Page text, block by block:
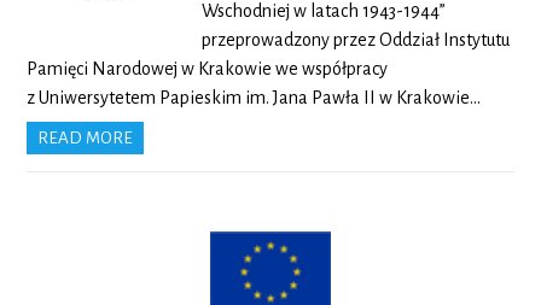
Wschodniej w latach 1943-1944”
przeprowadzony przez Oddział Instytutu
Pamięci Narodowej w Krakowie we współpracy
z Uniwersytetem Papieskim im. Jana Pawła II w Krakowie…
READ MORE